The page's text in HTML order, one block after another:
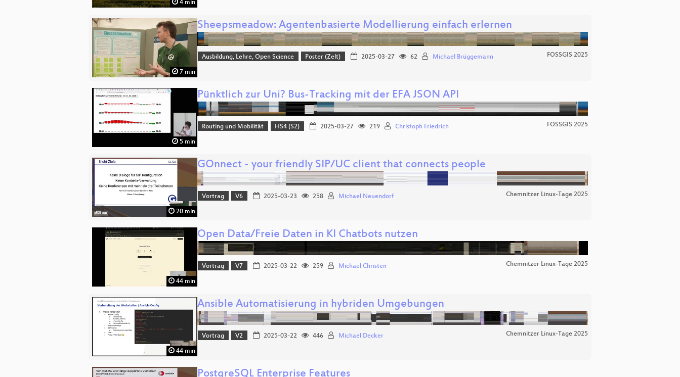
4 min
7 min
Sheepsmeadow: Agentenbasierte Modellierung einfach erlernen
Ausbildung, Lehre, Open Science Poster (Zelt) 2025-03-27 62 Michael Brüggemann FOSSGIS 2025
5 min
Pünktlich zur Uni? Bus-Tracking mit der EFA JSON API
Routing und Mobilität HS4 (S2) 2025-03-27 219 Christoph Friedrich FOSSGIS 2025
20 min
GOnnect - your friendly SIP/UC client that connects people
Vortrag V6 2025-03-23 258 Michael Neuendorf Chemnitzer Linux-Tage 2025
44 min
Open Data/Freie Daten in KI Chatbots nutzen
Vortrag V7 2025-03-22 259 Michael Christen Chemnitzer Linux-Tage 2025
44 min
Ansible Automatisierung in hybriden Umgebungen
Vortrag V2 2025-03-22 446 Michael Decker Chemnitzer Linux-Tage 2025
PostgreSQL Enterprise Features